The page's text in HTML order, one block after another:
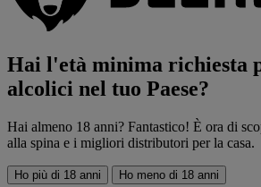
Hai l'età minima richiesta
alcolici nel tuo Paese?
Hai almeno 18 anni? Fantastico! È ora di
alla spina e i migliori distributori per la casa.
Ho più di 18 anni Ho meno di 18 anni